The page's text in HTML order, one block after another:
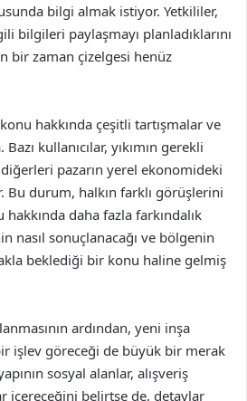
bilgi almak istiyor. Yetkililer,
bilgileri paylaşmayı planladıklarını
bir zaman çizelgesi henüz
hakkında çeşitli tartışmalar ve
kullanıcılar, yıkımın gerekli
pazarın yerel ekonomideki
Bu durum, halkın farklı görüşlerini
daha fazla farkındalık
nasıl sonuçlanacağı ve bölgenin
beklediği bir konu haline gelmiş
ardından, yeni inşa
işlev göreceği de büyük bir merak
sosyal alanlar, alışveriş
içereceğini belirtse de, detaylar